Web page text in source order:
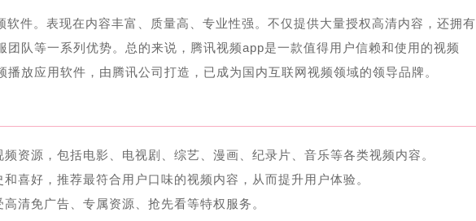
件。表现在内容丰富、质量高、专业性强。不仅提供大量授权高清内容，还拥有
队等一系列优势。总的来说，腾讯视频app是一款值得用户信赖和使用的视频
放应用软件，由腾讯公司打造，已成为国内互联网视频领域的领导品牌。
资源，包括电影、电视剧、综艺、漫画、纪录片、音乐等各类视频内容。
喜好，推荐最符合用户口味的视频内容，从而提升用户体验。
清免广告、专属资源、抢先看等特权服务。